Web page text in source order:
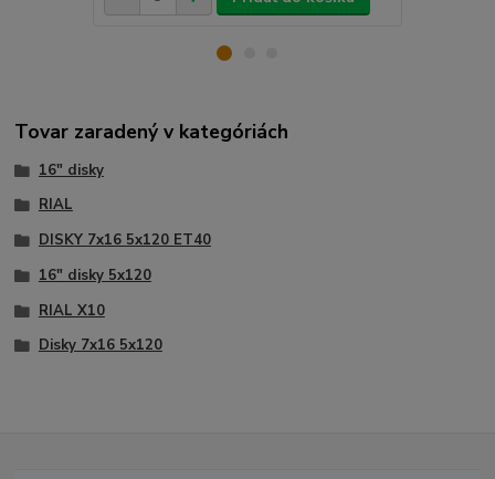
Tovar zaradený v kategóriách
16" disky
RIAL
DISKY 7x16 5x120 ET40
16" disky 5x120
RIAL X10
Disky 7x16 5x120